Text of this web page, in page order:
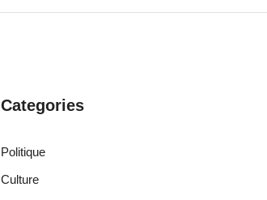
Categories
Politique
Culture